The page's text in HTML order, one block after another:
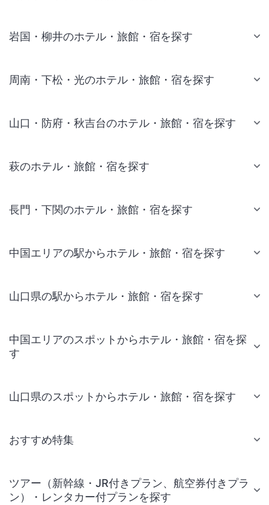
岩国・柳井のホテル・旅館・宿を探す
周南・下松・光のホテル・旅館・宿を探す
山口・防府・秋吉台のホテル・旅館・宿を探す
萩のホテル・旅館・宿を探す
長門・下関のホテル・旅館・宿を探す
中国エリアの駅からホテル・旅館・宿を探す
山口県の駅からホテル・旅館・宿を探す
中国エリアのスポットからホテル・旅館・宿を探
す
山口県のスポットからホテル・旅館・宿を探す
おすすめ特集
ツアー（新幹線・JR付きプラン、航空券付きプラ
ン）・レンタカー付プランを探す